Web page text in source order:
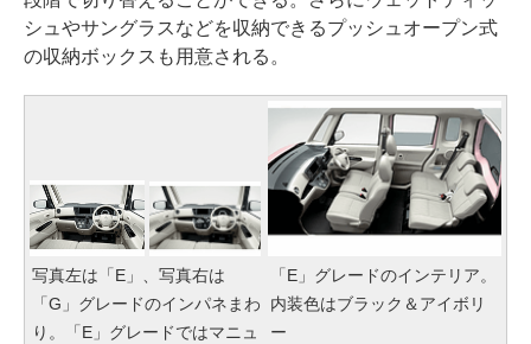
シュやサングラスなどを収納できるプッシュオープン式
の収納ボックスも用意される。
写真左は「E」、写真右は
「G」グレードのインパネまわ
り。「E」グレードではマニュ
「E」グレードのインテリア。
内装色はブラック＆アイボリ
ー